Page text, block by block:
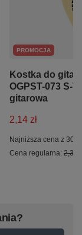
PROMOCJA
Kostka do
OGPST-073 S-
gitarowa
2,14 zł
Najniższa cena z 30
Cena regularna: 2,33